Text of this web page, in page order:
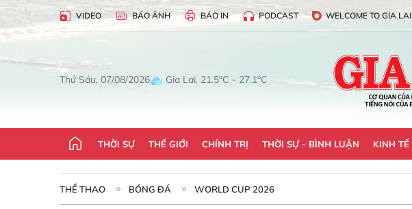
VIDEO BÁO ẢNH BÁO IN PODCAST WELCOME TO GIA LAI
Thứ Sáu, 07/08/2026 Gia Lai, 21.5°C - 27.1°C
THỜI SỰ THẾ GIỚI CHÍNH TRỊ THỜI SỰ - BÌNH LUẬN KINH TẾ
THỂ THAO BÓNG ĐÁ WORLD CUP 2026